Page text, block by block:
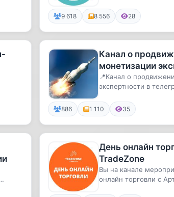
9 618 8 556 28
Канал о
монетизации
заработке в
запуске онлайн
📍Канал о
экспертности в
886 1 110 35
День онлайн
TradeZone
Вы на канале
онлайн торговли с